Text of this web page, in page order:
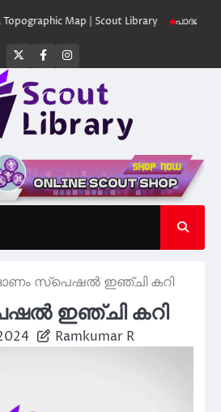
Map | Scout Library പാദമുദ്രകൾ വിടരുത്
Twitter
FacebookInstagram
സ്പെഷൽ ഇഞ്ചി കറി
ഇഞ്ചി കറി
Ramkumar R